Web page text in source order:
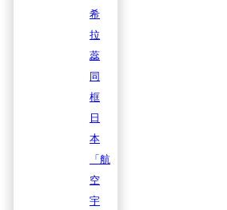
希
拉
蕊
同
框
日
本
「航
空
宇